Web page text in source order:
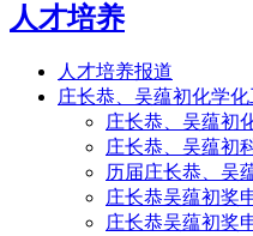
人才培养
人才培养报道
庄长恭、吴蕴初化学
庄长恭、吴蕴初
庄长恭、吴蕴初
历届庄长恭、吴
庄长恭吴蕴初奖
庄长恭吴蕴初奖